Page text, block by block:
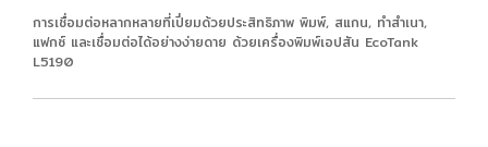
การเชื่อมต่อหลากหลายที่เปี่ยมด้วยประสิทธิภาพ พิมพ์, สแกน, ทำสำเนา,
แฟกซ์ และเชื่อมต่อได้อย่างง่ายดาย ด้วยเครื่องพิมพ์เอปสัน EcoTank
L5190